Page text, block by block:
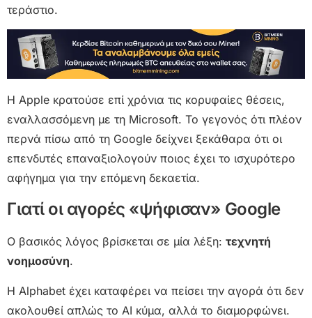
τεράστιο.
Η Apple κρατούσε επί χρόνια τις κορυφαίες θέσεις,
εναλλασσόμενη με τη Microsoft. Το γεγονός ότι πλέον
περνά πίσω από τη Google δείχνει ξεκάθαρα ότι οι
επενδυτές επαναξιολογούν ποιος έχει το ισχυρότερο
αφήγημα για την επόμενη δεκαετία.
Γιατί οι αγορές «ψήφισαν» Google
Ο βασικός λόγος βρίσκεται σε μία λέξη: τεχνητή
νοημοσύνη.
Η Alphabet έχει καταφέρει να πείσει την αγορά ότι δεν
ακολουθεί απλώς το AI κύμα, αλλά το διαμορφώνει.